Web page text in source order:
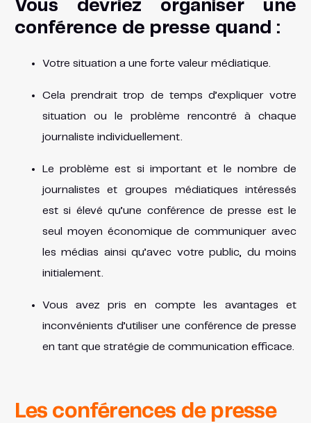
Vous devriez organiser une
conférence de presse quand :
Votre situation a une forte valeur médiatique.
Cela prendrait trop de temps d’expliquer votre
situation ou le problème rencontré à chaque
journaliste individuellement.
Le problème est si important et le nombre de
journalistes et groupes médiatiques intéressés
est si élevé qu’une conférence de presse est le
seul moyen économique de communiquer avec
les médias ainsi qu’avec votre public, du moins
initialement.
Vous avez pris en compte les avantages et
inconvénients d’utiliser une conférence de presse
en tant que stratégie de communication efficace.
Les conférences de presse